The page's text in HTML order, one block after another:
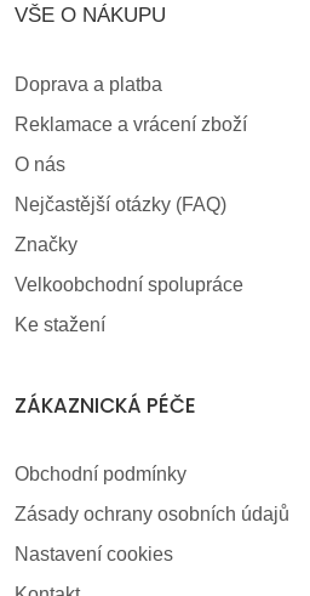
VŠE O NÁKUPU
Doprava a platba
Reklamace a vrácení zboží
O nás
Nejčastější otázky (FAQ)
Značky
Velkoobchodní spolupráce
Ke stažení
ZÁKAZNICKÁ PÉČE
Obchodní podmínky
Zásady ochrany osobních údajů
Nastavení cookies